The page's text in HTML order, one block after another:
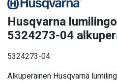
Husqvarna
5324273-04
5324273-04
Alkuperäinen Husqvarna